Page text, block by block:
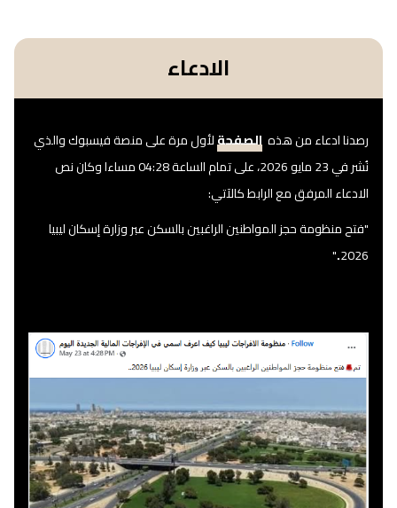
الادعاء
رصدنا ادعاء من هذه الصفحةلأول مرة على منصة فيسبوك والذي
نُشر في 23 مايو 2026، على تمام الساعة 04:28 مساءا وكان نص
الادعاء المرفق مع الرابط كالآتي:
"فتح منظومة حجز المواطنين الراغبين بالسكن عبر وزارة إسكان ليبيا
2026.."